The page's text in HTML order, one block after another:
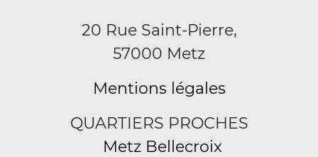
20 Rue Saint-Pierre,
57000 Metz
Mentions légales
QUARTIERS PROCHES
Metz Bellecroix